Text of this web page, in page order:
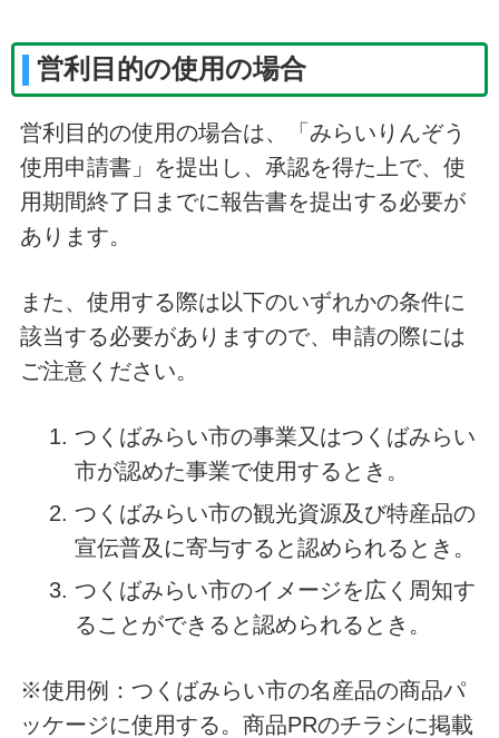
営利目的の使用の場合
営利目的の使用の場合は、「みらいりんぞう
使用申請書」を提出し、承認を得た上で、使
用期間終了日までに報告書を提出する必要が
あります。
また、使用する際は以下のいずれかの条件に
該当する必要がありますので、申請の際には
ご注意ください。
つくばみらい市の事業又はつくばみらい
市が認めた事業で使用するとき。
つくばみらい市の観光資源及び特産品の
宣伝普及に寄与すると認められるとき。
つくばみらい市のイメージを広く周知す
ることができると認められるとき。
※使用例：つくばみらい市の名産品の商品パ
ッケージに使用する。商品PRのチラシに掲載